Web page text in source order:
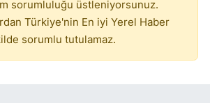
sorumluluğu üstleniyorsunuz.
Türkiye'nin En iyi Yerel Haber
sorumlu tutulamaz.